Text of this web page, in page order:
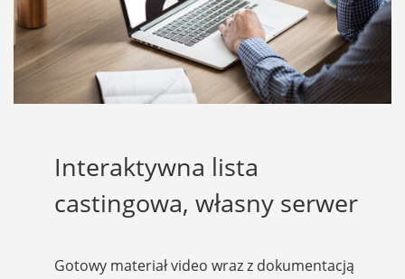
Interaktywna lista
castingowa, własny serwer
Gotowy materiał video wraz z dokumentacją